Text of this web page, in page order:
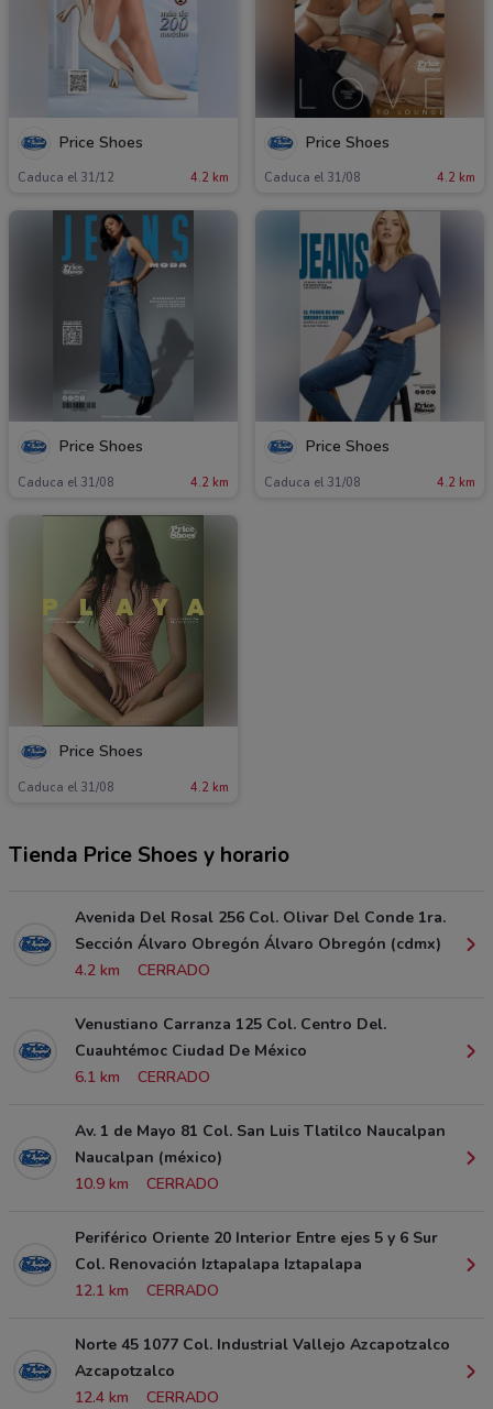
Price Shoes
Caduca el 31/12 4.2 km
Price Shoes
Caduca el 31/08 4.2 km
Price Shoes
Caduca el 31/08 4.2 km
Price Shoes
Caduca el 31/08 4.2 km
Price Shoes
Caduca el 31/08 4.2 km
Tienda Price Shoes y horario
Avenida Del Rosal 256 Col. Olivar Del Conde 1ra.
Sección Álvaro Obregón Álvaro Obregón (cdmx)
4.2 km
CERRADO
Venustiano Carranza 125 Col. Centro Del.
Cuauhtémoc Ciudad De México
6.1 km
CERRADO
Av. 1 de Mayo 81 Col. San Luis Tlatilco Naucalpan
Naucalpan (méxico)
10.9 km
CERRADO
Periférico Oriente 20 Interior Entre ejes 5 y 6 Sur
Col. Renovación Iztapalapa Iztapalapa
12.1 km
CERRADO
Norte 45 1077 Col. Industrial Vallejo Azcapotzalco
Azcapotzalco
12.4 km
CERRADO